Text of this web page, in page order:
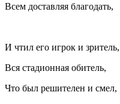
Всем доставляя благодать,
И чтил его игрок и зритель,
Вся стадионная обитель,
Что был решителен и смел,